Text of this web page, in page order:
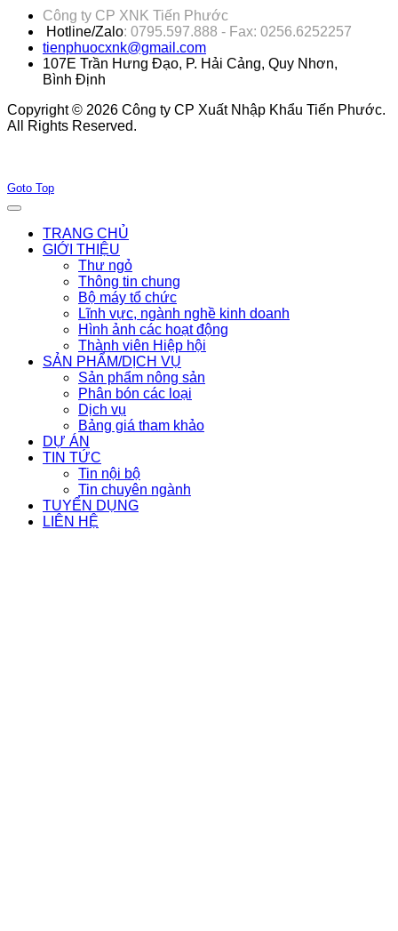
Công ty CP XNK Tiến Phước
Hotline/Zalo: 0795.597.888 - Fax: 0256.6252257
tienphuocxnk@gmail.com
107E Trần Hưng Đạo, P. Hải Cảng, Quy Nhơn,
Bình Định
Copyright © 2026 Công ty CP Xuất Nhập Khẩu Tiến Phước.
All Rights Reserved.
Goto Top
TRANG CHỦ
GIỚI THIỆU
Thư ngỏ
Thông tin chung
Bộ máy tổ chức
Lĩnh vực, ngành nghề kinh doanh
Hình ảnh các hoạt động
Thành viên Hiệp hội
SẢN PHẨM/DỊCH VỤ
Sản phẩm nông sản
Phân bón các loại
Dịch vụ
Bảng giá tham khảo
DỰ ÁN
TIN TỨC
Tin nội bộ
Tin chuyên ngành
TUYỂN DỤNG
LIÊN HỆ